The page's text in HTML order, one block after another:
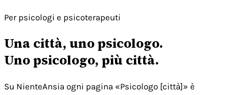
Per psicologi e psicoterapeuti
Una città, uno psicologo.
Uno psicologo, più città.
Su NienteAnsia ogni pagina «Psicologo [città]» è